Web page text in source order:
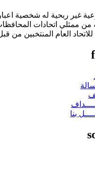
غير ربحية له شخصية
من ممثلي اتحادات
للاتحاد العام المنتخبين من
بنا